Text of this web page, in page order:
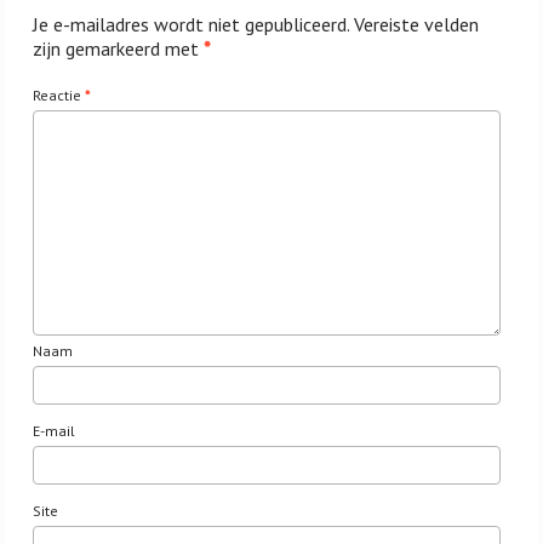
Je e-mailadres wordt niet gepubliceerd. Vereiste velden
zijn gemarkeerd met*
Reactie*
Naam
E-mail
Site